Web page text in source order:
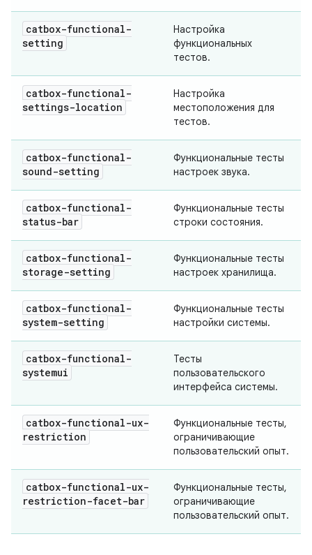
catbox-functional-
setting
Настройка
функциональных
тестов.
catbox-functional-
settings-location
Настройка
местоположения для
тестов.
catbox-functional-
sound-setting
Функциональные тесты
настроек звука.
catbox-functional-
status-bar
Функциональные тесты
строки состояния.
catbox-functional-
storage-setting
Функциональные тесты
настроек хранилища.
catbox-functional-
system-setting
Функциональные тесты
настройки системы.
catbox-functional-
systemui
Тесты
пользовательского
интерфейса системы.
catbox-functional-ux-
restriction
Функциональные тесты,
ограничивающие
пользовательский опыт.
catbox-functional-ux-
restriction-facet-bar
Функциональные тесты,
ограничивающие
пользовательский опыт.